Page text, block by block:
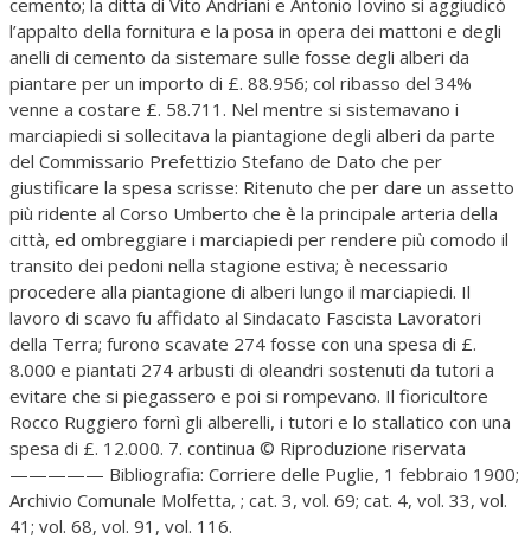
cemento; la ditta di Vito Andriani e Antonio Iovino si aggiudicò
l’appalto della fornitura e la posa in opera dei mattoni e degli
anelli di cemento da sistemare sulle fosse degli alberi da
piantare per un importo di £. 88.956; col ribasso del 34%
venne a costare £. 58.711. Nel mentre si sistemavano i
marciapiedi si sollecitava la piantagione degli alberi da parte
del Commissario Prefettizio Stefano de Dato che per
giustificare la spesa scrisse: Ritenuto che per dare un assetto
più ridente al Corso Umberto che è la principale arteria della
città, ed ombreggiare i marciapiedi per rendere più comodo il
transito dei pedoni nella stagione estiva; è necessario
procedere alla piantagione di alberi lungo il marciapiedi. Il
lavoro di scavo fu affidato al Sindacato Fascista Lavoratori
della Terra; furono scavate 274 fosse con una spesa di £.
8.000 e piantati 274 arbusti di oleandri sostenuti da tutori a
evitare che si piegassero e poi si rompevano. Il fioricultore
Rocco Ruggiero fornì gli alberelli, i tutori e lo stallatico con una
spesa di £. 12.000. 7. continua © Riproduzione riservata
————— Bibliografia: Corriere delle Puglie, 1 febbraio 1900;
Archivio Comunale Molfetta, ; cat. 3, vol. 69; cat. 4, vol. 33, vol.
41; vol. 68, vol. 91, vol. 116.